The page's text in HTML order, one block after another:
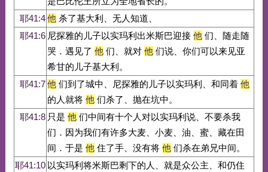
耶41:4他杀了基大利、无人知道、
耶41:6 尼探雅的儿子以实玛利出米斯巴迎接 他们、随走随
哭．遇见了 他们、就对 他们说、你们可以来见亚
希甘的儿子基大利。
耶41:7他们到了城中、尼探雅的儿子以实玛利、和同着 他
的人就将 他们杀了、抛在坑中。
耶41:8 只是 他们中间有十个人对以实玛利说、不要杀我
们．因为我们有许多大麦、小麦、油、蜜、藏在田
间．于是 他住了手、没有将 他们杀在弟兄中间。
耶41:10 以实玛利将米斯巴剩下的人、就是众公主、和仍住